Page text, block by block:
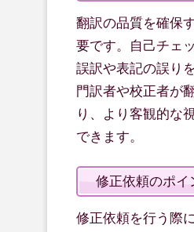
翻訳の品質を確保
要です。自己チェ
誤訳や表記の誤り
門訳者や校正者が
り、より客観的な
できます。
修正依頼のポイ
修正依頼を行う際